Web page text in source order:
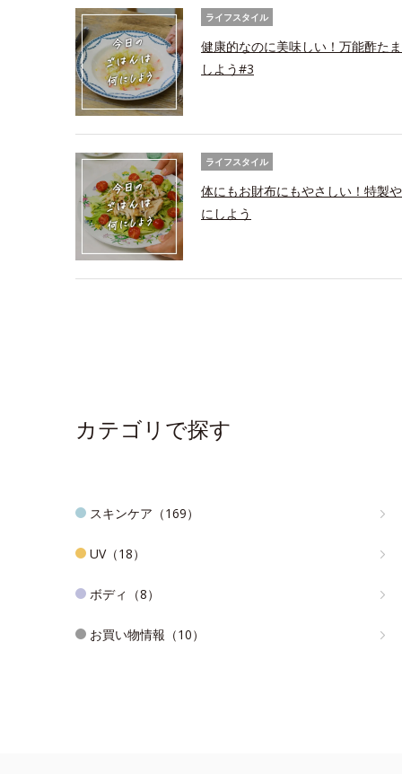
ライフスタイル
健康的なのに美味しい！万能酢た
しよう#3
ライフスタイル
体にもお財布にもやさしい！特製
にしよう
カテゴリで探す
スキンケア（169）
UV（18）
ボディ（8）
お買い物情報（10）